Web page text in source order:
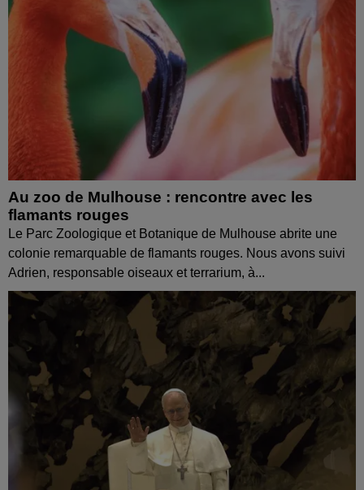
Au zoo de Mulhouse : rencontre avec les
flamants rouges
Le Parc Zoologique et Botanique de Mulhouse abrite une
colonie remarquable de flamants rouges. Nous avons suivi
Adrien, responsable oiseaux et terrarium, à...